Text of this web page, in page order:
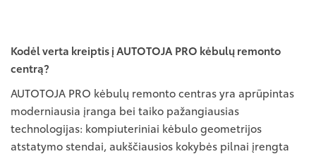
Kodėl verta kreiptis į AUTOTOJA PRO kėbulų remonto
centrą?
AUTOTOJA PRO kėbulų remonto centras yra aprūpintas
moderniausia įranga bei taiko pažangiausias
technologijas: kompiuteriniai kėbulo geometrijos
atstatymo stendai, aukščiausios kokybės pilnai įrengta